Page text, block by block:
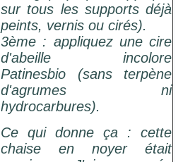
sur tous les supports déjà
peints, vernis ou cirés).
3ème : appliquez une cire
d'abeille incolore
Patinesbio (sans terpène
d'agrumes ni
hydrocarbures).
Ce qui donne ça : cette
chaise en noyer était